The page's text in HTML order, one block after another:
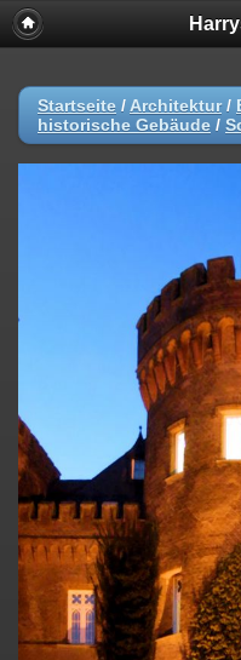
Startseite / Architektur/
historische Gebäude /